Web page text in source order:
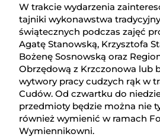
W trakcie wydarzenia
tajniki wykonawstwa
świątecznych podczas zajęć
Agatę Stanowską, Krzysztofa
Bożenę Sosnowską oraz
Obrzędową z Krzczonowa lub
wytwory pracy cudzych rąk w
Cudów. Od czwartku do
przedmioty będzie można nie
również wymienić w ramach
Wymiennikowni.